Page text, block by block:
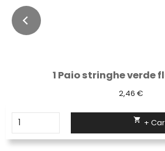
1 Paio stringhe verde
2,46 €
 +